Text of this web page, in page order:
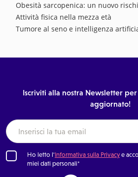
Obesità sarcopenica: un nuovo
Attività fisica nella mezza età
Tumore al seno e intelligenza
Iscriviti alla nostra Newsletter
aggiornato!
Ho letto l'Informativa sulla Privacye
miei dati personali*